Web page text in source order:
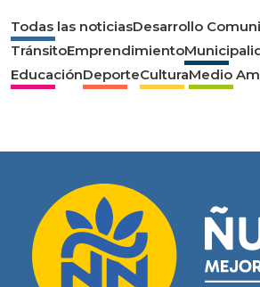
Todas las noticiasDesarrollo
TránsitoEmprendimiento
EducaciónDeporteCulturaMedio